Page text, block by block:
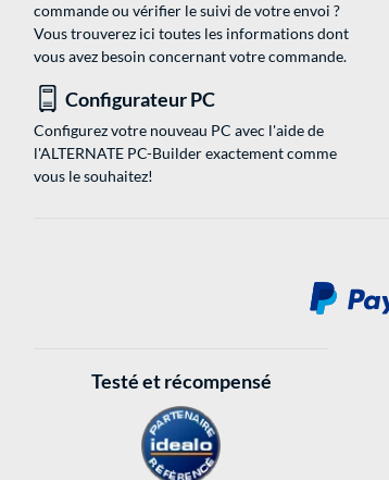
commande ou vérifier le suivi de votre envoi ?
Vous trouverez ici toutes les informations dont
vous avez besoin concernant votre commande.
Configurateur PC
Configurez votre nouveau PC avec l'aide de
l'ALTERNATE PC-Builder exactement comme
vous le souhaitez!
Testé et récompensé